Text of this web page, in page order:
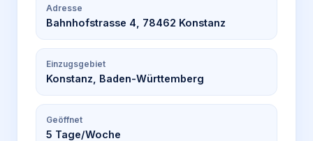
Adresse
Bahnhofstrasse 4, 78462 Konstanz
Einzugsgebiet
Konstanz, Baden-Württemberg
Geöffnet
5 Tage/Woche